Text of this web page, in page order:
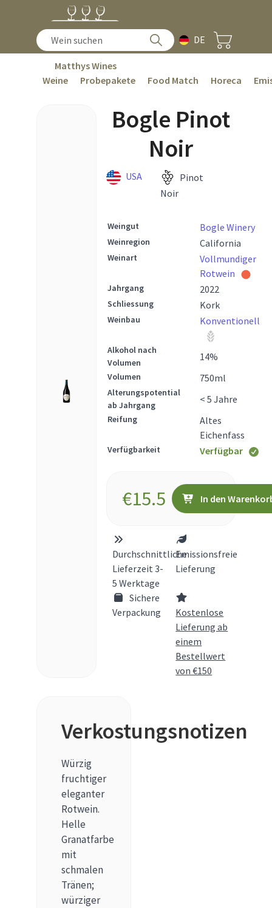
DE
Matthys Wines
Weine
Probepakete Food Match Horeca
Bogle Pinot
Noir
USA
Pinot
Noir
Weingut Bogle Winery
Weinregion California
Weinart
Vollmundiger
Rotwein
Jahrgang 2022
Schliessung Kork
Weinbau Konventionell
Alkohol nach
Volumen
14%
Volumen 750ml
Alterungspotential
ab Jahrgang
< 5 Jahre
Reifung
Altes
Eichenfass
Verfügbarkeit Verfügbar
€15.5 In den
Durchschnittliche
Lieferzeit 3-
5 Werktage
Emissionsfreie
Lieferung
Sichere
Verpackung
Kostenlose
Lieferung ab
einem
Bestellwert
von €150
Verkostungsnotizen
Würzig
fruchtiger
eleganter
Rotwein.
Helle
Granatfarbe
mit
schmalen
Tränen;
würziger